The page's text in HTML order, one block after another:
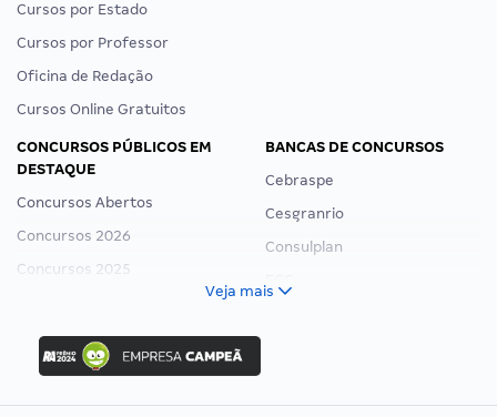
Cursos por Estado
Cursos por Professor
Oficina de Redação
Cursos Online Gratuitos
CONCURSOS PÚBLICOS EM
DESTAQUE
Concursos Abertos
Concursos 2026
Concursos 2025
Concurso Ibama
Concurso MPU
Editais publicados
BANCAS DE CONCURSOS
Cebraspe
Cesgranrio
Consulplan
Veja mais